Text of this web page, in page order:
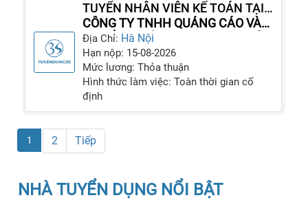
TUYỂN NHÂN VIÊN KẾ TOÁN TẠI
HÀ NỘI
CÔNG TY TNHH QUẢNG CÁO VÀ
TRUYỀN THÔNG THỊNH AN PHÁT
Địa Chỉ: Hà Nội
Hạn nộp: 15-08-2026
Mức lương: Thỏa thuận
Hình thức làm việc: Toàn thời gian cố
định
1 2 Tiếp
NHÀ TUYỂN DỤNG NỔI BẬT